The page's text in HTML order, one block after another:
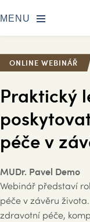
MENU
ONLINE WEBINÁŘ
Praktický
péče v
MUDr. Pavel Demo
Webinář představí
péče v závěru
zdravotní péče,